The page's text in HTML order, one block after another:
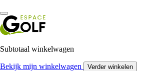
Subtotaal winkelwagen
Bekijk mijn winkelwagen Verder winkelen